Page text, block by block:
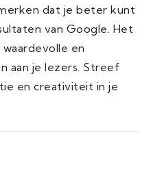
dat je beter kunt
van Google. Het
en
aan je lezers. Streef
en creativiteit in je